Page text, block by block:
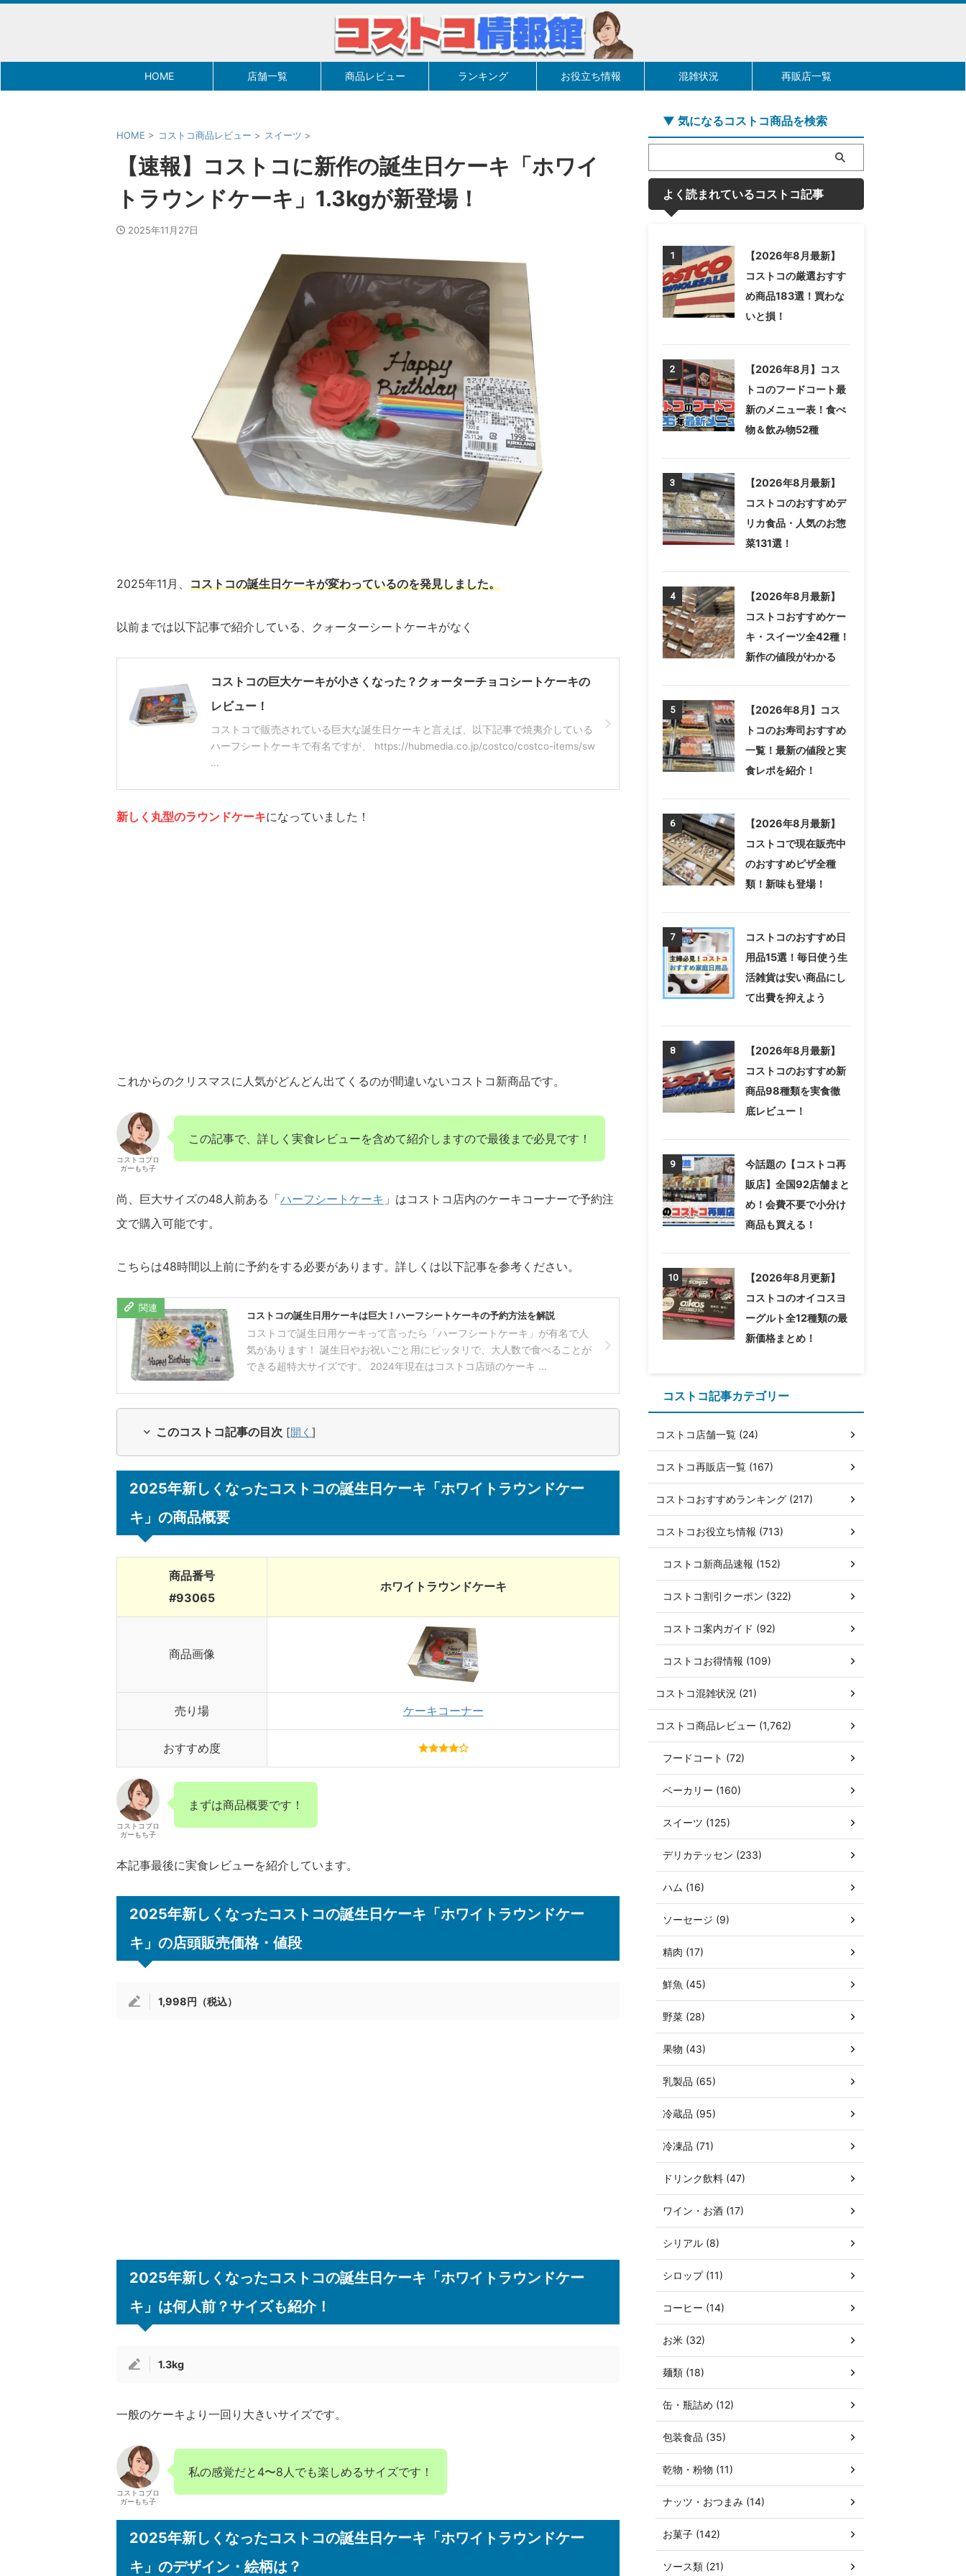
HOME 店舗一覧 商品レビュー ランキング お役立ち情報 混雑状況 再販店一覧
HOME > コストコ商品レビュー > スイーツ >
【速報】コストコに新作の誕生日ケーキ「ホワイ
トラウンドケーキ」1.3kgが新登場！
2025年11月27日
2025年11月、 コストコの誕生日ケーキが変わっているのを発見しました。
以前までは以下記事で紹介している、クォーターシートケーキがなく
コストコの巨大ケーキが小さくなった？クォーターチョコシートケーキの
レビュー！
コストコで販売されている巨大な誕生日ケーキと言えば、以下記事で焼夷介している
ハーフシートケーキで有名ですが、 https://hubmedia.co.jp/costco/costco-items/sw
...
新しく丸型のラウンドケーキになっていました！
これからのクリスマスに人気がどんどん出てくるのが間違いないコストコ新商品です。
コストコブロ
ガーもち子
この記事で、詳しく実食レビューを含めて紹介しますので最後まで必見です！
尚、巨大サイズの48人前ある「ハーフシートケーキ 」はコストコ店内のケーキコーナーで予約注
文で購入可能です。
こちらは48時間以上前に予約をする必要があります。詳しくは以下記事を参考ください。
コストコの誕生日用ケーキは巨大！ハーフシートケーキの予約方法を解説
コストコで誕生日用ケーキって言ったら「ハーフシートケーキ」が有名で人
気があります！ 誕生日やお祝いごと用にピッタリで、大人数で食べることが
できる超特大サイズです。 2024年現在はコストコ店頭のケーキ ...
このコストコ記事の目次 [開く ]
2025年新しくなったコストコの誕生日ケーキ「ホワイトラウンドケー
キ」の商品概要
商品番号
#93065
ホワイトラウンドケーキ
商品画像
売り場 ケーキコーナー
おすすめ度
コストコブロ
ガーもち子
まずは商品概要です！
本記事最後に実食レビューを紹介しています。
2025年新しくなったコストコの誕生日ケーキ「ホワイトラウンドケー
キ」の店頭販売価格・値段
1,998円（税込）
2025年新しくなったコストコの誕生日ケーキ「ホワイトラウンドケー
キ」は何人前？サイズも紹介！
1.3kg
一般のケーキより一回り大きいサイズです。
コストコブロ
ガーもち子
私の感覚だと4〜8人でも楽しめるサイズです！
2025年新しくなったコストコの誕生日ケーキ「ホワイトラウンドケー
キ」のデザイン・絵柄は？
▼ 気になるコストコ商品を検索
よく読まれているコストコ記事
1
【2026年8月最新】
コストコの厳選おすす
め商品183選！買わな
いと損！
2
【2026年8月】コス
トコのフードコート最
新のメニュー表！食べ
物＆飲み物52種
3
【2026年8月最新】
コストコのおすすめデ
リカ食品・人気のお惣
菜131選！
4
【2026年8月最新】
コストコおすすめケー
キ・スイーツ全42種！
新作の値段がわかる
5
【2026年8月】コス
トコのお寿司おすすめ
一覧！最新の値段と実
食レポを紹介！
6
【2026年8月最新】
コストコで現在販売中
のおすすめピザ全種
類！新味も登場！
7
コストコのおすすめ日
用品15選！毎日使う生
活雑貨は安い商品にし
て出費を抑えよう
8
【2026年8月最新】
コストコのおすすめ新
商品98種類を実食徹
底レビュー！
9
今話題の【コストコ再
販店】全国92店舗まと
め！会費不要で小分け
商品も買える！
10
【2026年8月更新】
コストコのオイコスヨ
ーグルト全12種類の最
新価格まとめ！
コストコ記事カテゴリー
コストコ店舗一覧 (24)
コストコ再販店一覧 (167)
コストコおすすめランキング (217)
コストコお役立ち情報 (713)
コストコ新商品速報 (152)
コストコ割引クーポン (322)
コストコ案内ガイド (92)
コストコお得情報 (109)
コストコ混雑状況 (21)
コストコ商品レビュー (1,762)
フードコート (72)
ベーカリー (160)
スイーツ (125)
デリカテッセン (233)
ハム (16)
ソーセージ (9)
精肉 (17)
鮮魚 (45)
野菜 (28)
果物 (43)
乳製品 (65)
冷蔵品 (95)
冷凍品 (71)
ドリンク飲料 (47)
ワイン・お酒 (17)
シリアル (8)
シロップ (11)
コーヒー (14)
お米 (32)
麺類 (18)
缶・瓶詰め (12)
包装食品 (35)
乾物・粉物 (11)
ナッツ・おつまみ (14)
お菓子 (142)
ソース類 (21)